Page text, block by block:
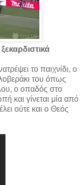
το παιχνίδι, ο
του όπως
ο οπαδός στο
και γίνεται μία από
ούτε και ο Θεός